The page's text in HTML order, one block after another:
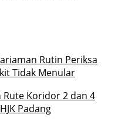
Rutin Periksa
Tidak Menular
Rute Koridor 2 dan 4
Padang